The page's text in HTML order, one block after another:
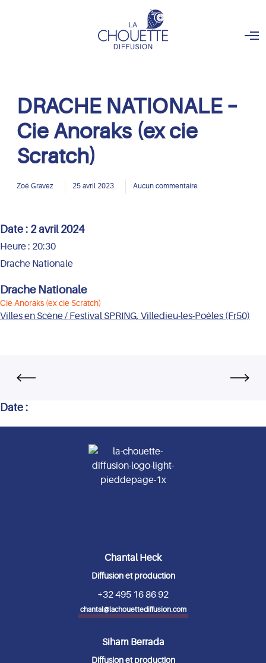
O
DRACHE NATIONALE –
Cie Anoraks (ex cie
Scratch)
Zoé Gravez 25 avril 2023 Aucun commentaire
Date : 2 avril 2024
Heure : 20:30
Drache Nationale
Drache Nationale
Cie Anoraks (ex cie Scratch)
Villes en Scène / Festival SPRING, Villedieu-les-Poêles (Fr50)
Date :
Chantal Heck
Diffusion et production
+32 495 16 86 92
chantal@lachouettediffusion.com
Siham Berrada
Diffusion et production